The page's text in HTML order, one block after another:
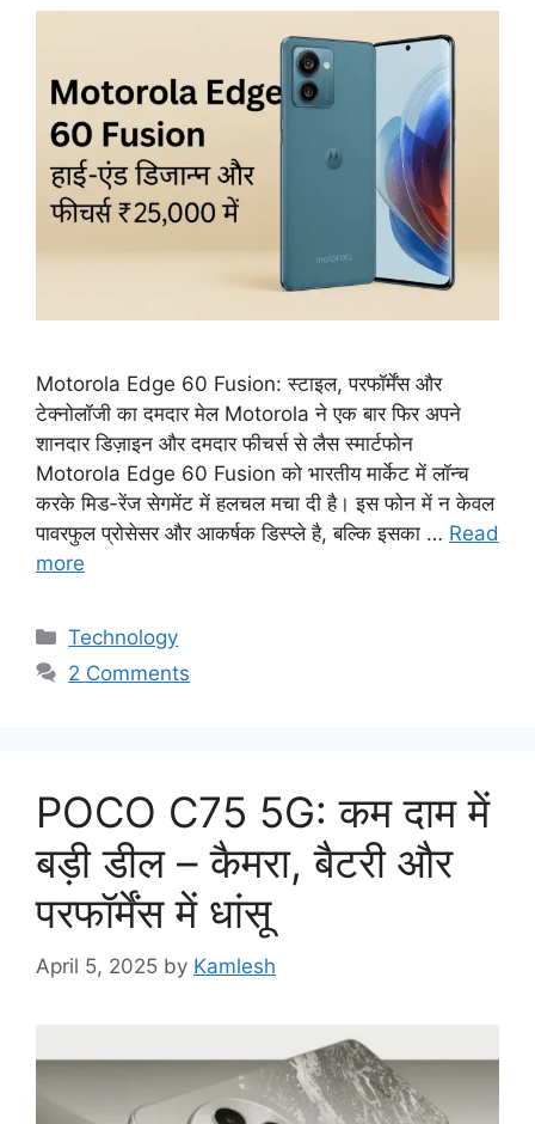
Motorola Edge 60 Fusion: स्टाइल, परफॉर्मेंस और
टेक्नोलॉजी का दमदार मेल Motorola ने एक बार फिर अपने
शानदार डिज़ाइन और दमदार फीचर्स से लैस स्मार्टफोन
Motorola Edge 60 Fusion को भारतीय मार्केट में लॉन्च
करके मिड-रेंज सेगमेंट में हलचल मचा दी है। इस फोन में न केवल
पावरफुल प्रोसेसर और आकर्षक डिस्प्ले है, बल्कि इसका … Read
more
Categories
Technology
2 Comments
POCO C75 5G: कम दाम में
बड़ी डील – कैमरा, बैटरी और
परफॉर्मेंस में धांसू
April 5, 2025 by Kamlesh